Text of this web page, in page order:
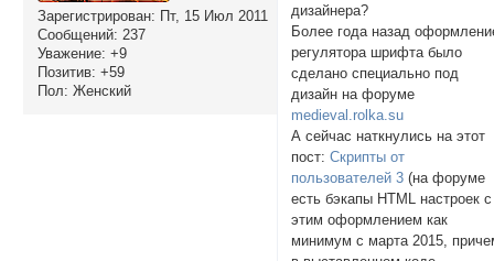
Зарегистрирован: Пт, 15 Июл 2011
Сообщений: 237
Уважение: +9
Позитив: +59
Пол: Женский
дизайнера?
Более года назад
регулятора шрифта было
сделано специально под
дизайн на форуме
medieval.rolka.su
А сейчас наткнулись на этот
пост:Скрипты от
пользователей 3 (на форуме
есть бэкапы HTML настроек с
этим оформлением как
минимум с марта 2015,